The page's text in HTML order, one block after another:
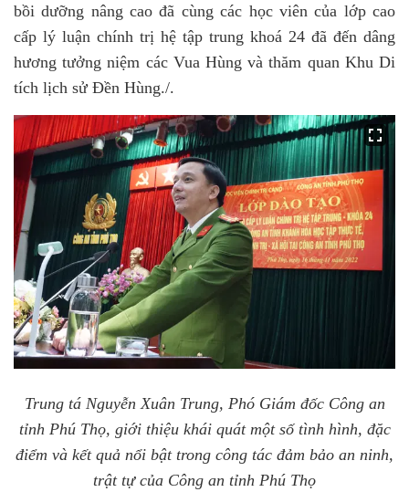
bồi dưỡng nâng cao đã cùng các học viên của lớp cao
cấp lý luận chính trị hệ tập trung khoá 24 đã đến dâng
hương tưởng niệm các Vua Hùng và thăm quan Khu Di
tích lịch sử Đền Hùng./.
Trung tá Nguyễn Xuân Trung, Phó Giám đốc Công an
tỉnh Phú Thọ, giới thiệu khái quát một số tình hình, đặc
điểm và kết quả nổi bật trong công tác đảm bảo an ninh,
trật tự của Công an tỉnh Phú Thọ